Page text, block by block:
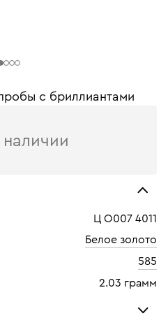
с бриллиантами
Ц О007 4011
Белое золото
585
2.03 грамм